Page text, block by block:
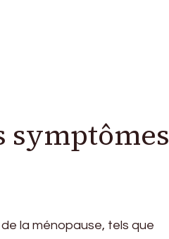
symptômes
la ménopause, tels que